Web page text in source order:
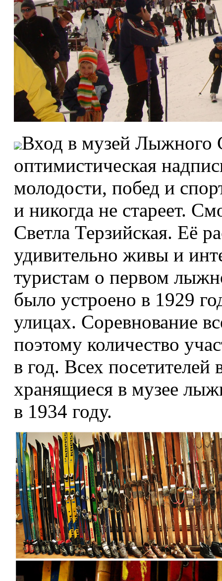
Вход в музей Лыжного
оптимистическая
молодости, побед и
и никогда не стареет.
Светла Терзийская. Её
удивительно живы и
туристам о первом
было устроено в 1929
улицах. Соревнование
поэтому количество
в год. Всех
хранящиеся в музее
в 1934 году.